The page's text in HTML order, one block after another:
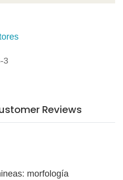
3
Reviews
morfología